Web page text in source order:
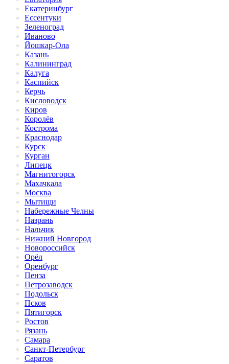
Екатеринбург
Ессентуки
Зеленоград
Иваново
Йошкар-Ола
Казань
Калининград
Калуга
Каспийск
Керчь
Кисловодск
Киров
Королёв
Кострома
Краснодар
Курск
Курган
Липецк
Магнитогорск
Махачкала
Москва
Мытищи
Набережные Челны
Назрань
Нальчик
Нижний Новгород
Новороссийск
Орёл
Оренбург
Пенза
Петрозаводск
Подольск
Псков
Пятигорск
Ростов
Рязань
Самара
Санкт-Петербург
Саратов